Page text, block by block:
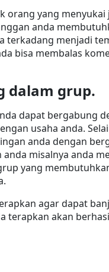
orang yang menyukai
anda
terkadang menjadi
bisa membalas
dalam grup.
dapat bergabung
usaha anda.
anda dengan
misalnya anda
yang
agar dapat
terapkan akan